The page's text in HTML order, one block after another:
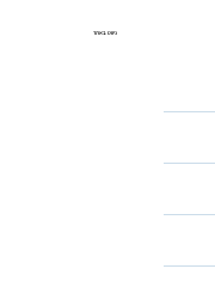
ניווט באתר